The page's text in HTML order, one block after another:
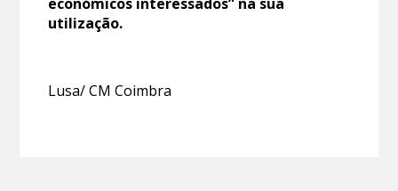
utilização.
Lusa/ CM Coimbra